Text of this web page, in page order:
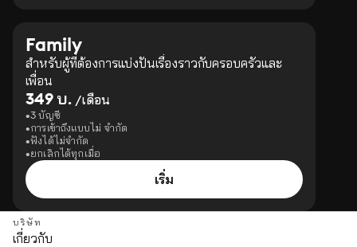
Family
สำหรับผู้ที่ต้องการแบ่งปันเรื่องราวกับครอบครัวและ
เพื่อน
349 บ. /เดือน
3 บัญชี
การเข้าถึงแบบไม่ จำกัด
ฟังได้ไม่จำกัด
ยกเลิกได้ทุกเมื่อ
เริ่ม
บริษัท
เกี่ยวกับ